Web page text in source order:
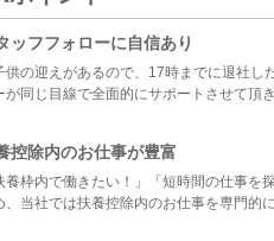
ッフフォローに自信あり
供の迎えがあるので、17時までに退社
が同じ目線で全面的にサポートさせて頂
控除内のお仕事が豊富
養枠内で働きたい！」「短時間の仕事
、当社では扶養控除内のお仕事を専門的